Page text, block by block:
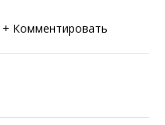
+ Комментировать